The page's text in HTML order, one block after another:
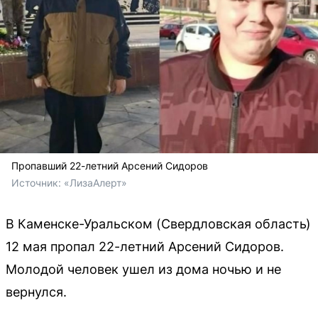
Пропавший 22-летний Арсений Сидоров
Источник: «ЛизаАлерт»
В Каменске-Уральском (Свердловская область)
12 мая пропал 22-летний Арсений Сидоров.
Молодой человек ушел из дома ночью и не
вернулся.